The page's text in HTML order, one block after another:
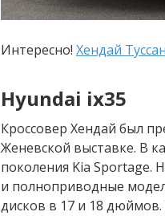
Интересно! Хендай
Hyundai ix35
Кроссовер Хендай был
Женевской выставке. В
поколения Kia Sportage.
и полноприводные
дисков в 17 и 18